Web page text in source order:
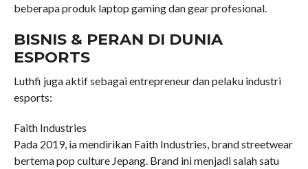
beberapa produk laptop gaming dan gear profesional.
BISNIS & PERAN DI DUNIA
ESPORTS
Luthfi juga aktif sebagai entrepreneur dan pelaku industri
esports:
Faith Industries
Pada 2019, ia mendirikan Faith Industries, brand streetwear
bertema pop culture Jepang. Brand ini menjadi salah satu